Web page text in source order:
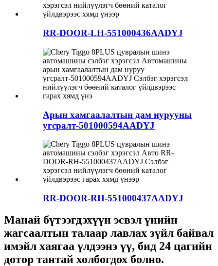
RR-DOOR-LH-551000436AADYJ
Арын хамгаалалтын дам нурууны
угсралт-501000594AADYJ
RR-DOOR-RH-551000437AADYJ
Манай бүтээгдэхүүн эсвэл үнийн
жагсаалтын талаар лавлах зүйл байвал
имэйл хаягаа үлдээнэ үү, бид 24 цагийн
дотор тантай холбогдох болно.